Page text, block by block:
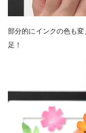
部分的にインクの色も
足！